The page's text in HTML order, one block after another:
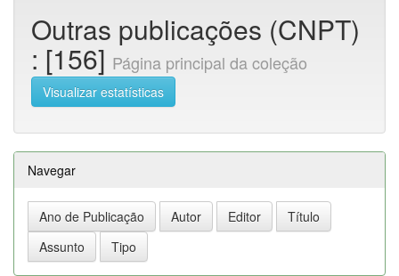
Outras publicações (CNPT)
: [156] Página principal da coleção
Visualizar estatísticas
Navegar